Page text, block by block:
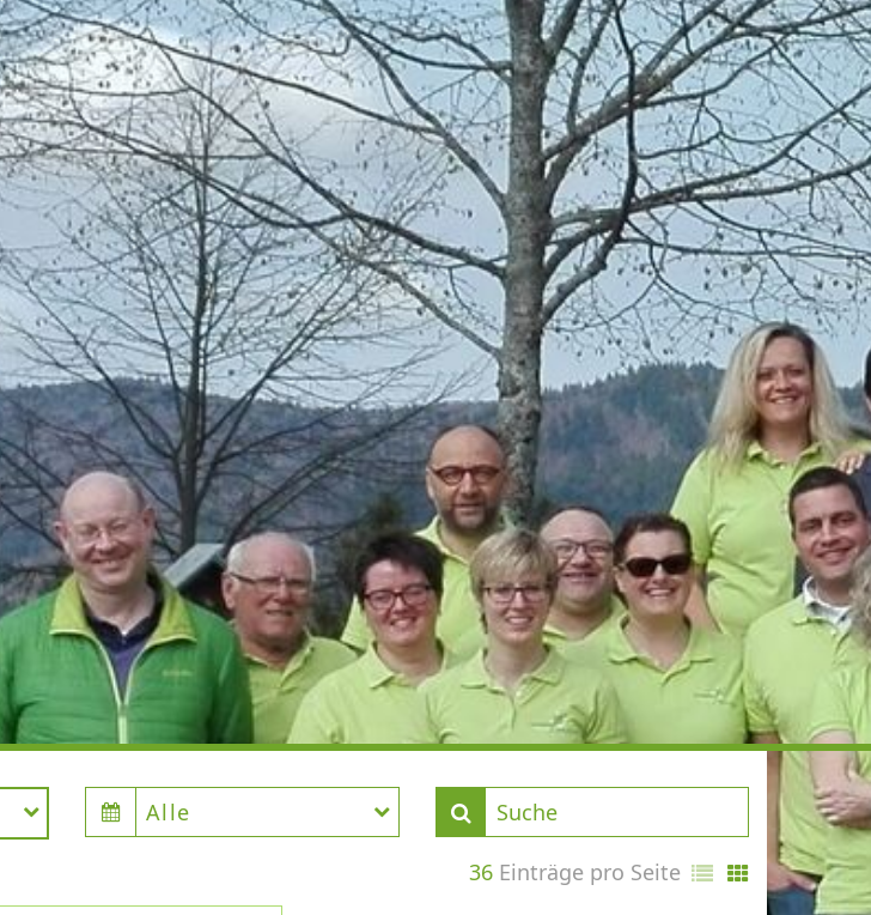
Alle
36 Einträge pro Seite